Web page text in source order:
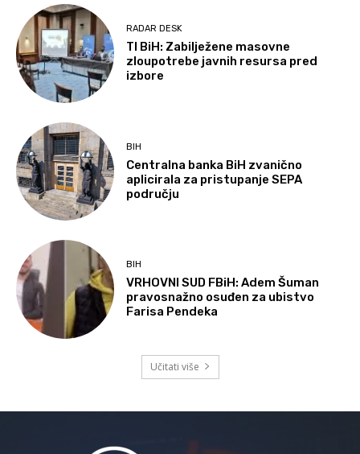
RADAR DESK
TI BiH: Zabilježene masovne
zloupotrebe javnih resursa pred
izbore
BIH
Centralna banka BiH zvanično
aplicirala za pristupanje SEPA
području
BIH
VRHOVNI SUD FBiH: Adem Šuman
pravosnažno osuđen za ubistvo
Farisa Pendeka
Učitati više